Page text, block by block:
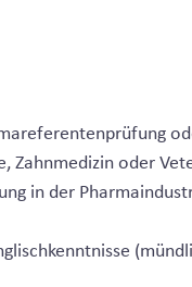
Zahnmedizin oder
in der